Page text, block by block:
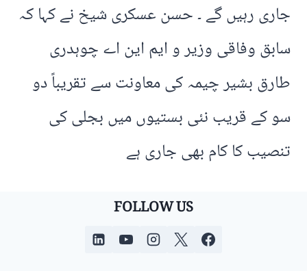
جاری رہیں گے ۔ حسن عسکری شیخ نے کہا کہ
سابق وفاقی وزیر و ایم این اے چوہدری
طارق بشیر چیمہ کی معاونت سے تقریباً دو
سو کے قریب نئی بستیوں میں بجلی کی
تنصیب کا کام بھی جاری ہے
FOLLOW US